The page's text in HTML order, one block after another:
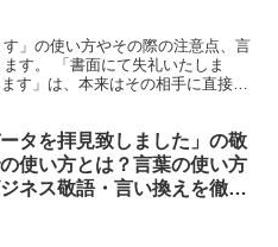
」の使い方やその際の注意点、言
す。 「書面にて失礼いたしま
す」は、本来はその相手に直接面
ータを拝見致しました」の敬
使い方とは？言葉の使い方
ネス敬語・言い換えを徹底